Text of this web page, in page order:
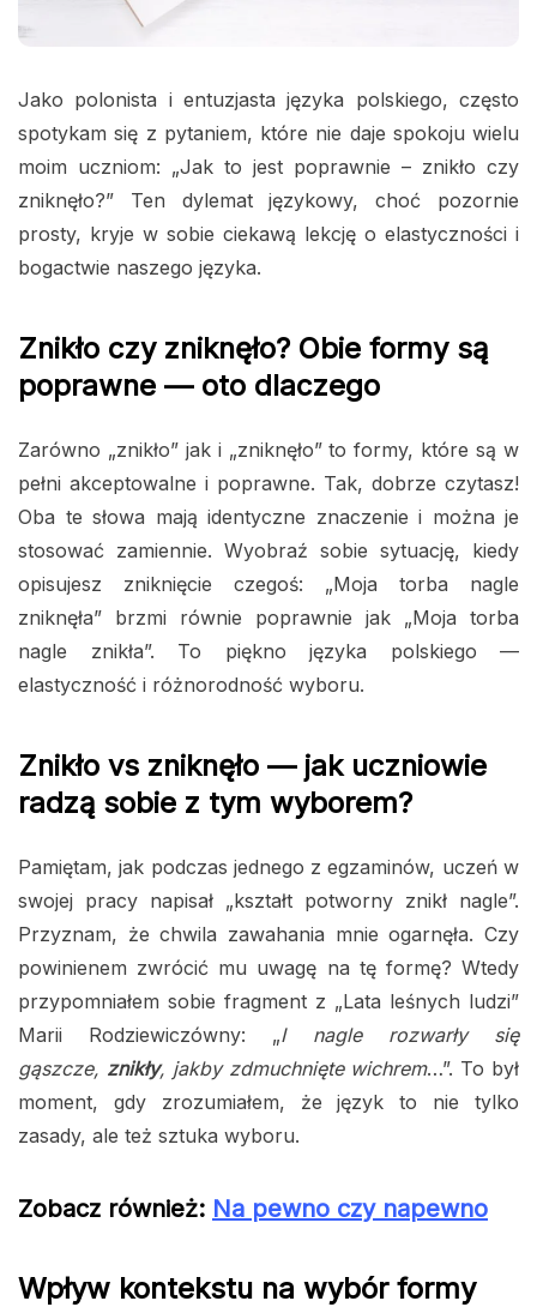
Jako polonista i entuzjasta języka polskiego, często
spotykam się z pytaniem, które nie daje spokoju wielu
moim uczniom: „Jak to jest poprawnie – znikło czy
zniknęło?” Ten dylemat językowy, choć pozornie
prosty, kryje w sobie ciekawą lekcję o elastyczności i
bogactwie naszego języka.
Znikło czy zniknęło? Obie formy są
poprawne — oto dlaczego
Zarówno „znikło” jak i „zniknęło” to formy, które są w
pełni akceptowalne i poprawne. Tak, dobrze czytasz!
Oba te słowa mają identyczne znaczenie i można je
stosować zamiennie. Wyobraź sobie sytuację, kiedy
opisujesz zniknięcie czegoś: „Moja torba nagle
zniknęła” brzmi równie poprawnie jak „Moja torba
nagle znikła”. To piękno języka polskiego —
elastyczność i różnorodność wyboru.
Znikło vs zniknęło — jak uczniowie
radzą sobie z tym wyborem?
Pamiętam, jak podczas jednego z egzaminów, uczeń w
swojej pracy napisał „kształt potworny znikł nagle”.
Przyznam, że chwila zawahania mnie ogarnęła. Czy
powinienem zwrócić mu uwagę na tę formę? Wtedy
przypomniałem sobie fragment z „Lata leśnych ludzi”
Marii Rodziewiczówny: „I nagle rozwarły się
gąszcze, znikły, jakby zdmuchnięte wichrem…”. To był
moment, gdy zrozumiałem, że język to nie tylko
zasady, ale też sztuka wyboru.
Zobacz również: Na pewno czy napewno
Wpływ kontekstu na wybór formy